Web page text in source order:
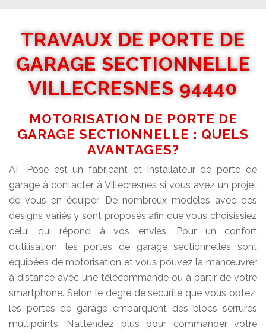
TRAVAUX DE PORTE DE
GARAGE SECTIONNELLE
VILLECRESNES 94440
MOTORISATION DE PORTE DE
GARAGE SECTIONNELLE : QUELS
AVANTAGES?
AF Pose est un fabricant et installateur de porte de
garage à contacter à Villecresnes si vous avez un projet
de vous en équiper. De nombreux modèles avec des
designs variés y sont proposés afin que vous choisissiez
celui qui répond à vos envies. Pour un confort
d’utilisation, les portes de garage sectionnelles sont
équipées de motorisation et vous pouvez la manœuvrer
à distance avec une télécommande ou à partir de votre
smartphone. Selon le degré de sécurité que vous optez,
les portes de garage embarquent des blocs serrures
multipoints. N’attendez plus pour commander votre